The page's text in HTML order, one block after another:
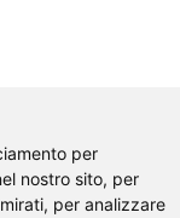
per
nostro sito, per
per analizzare